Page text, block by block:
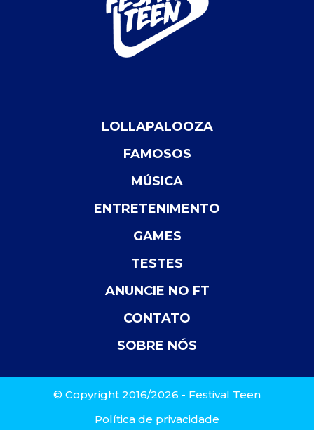
LOLLAPALOOZA
FAMOSOS
MÚSICA
ENTRETENIMENTO
GAMES
TESTES
ANUNCIE NO FT
CONTATO
SOBRE NÓS
© Copyright 2016/2026 - Festival Teen
Política de privacidade